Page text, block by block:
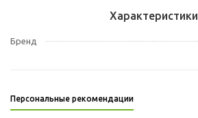
Характеристики
Бренд
Персональные рекомендации